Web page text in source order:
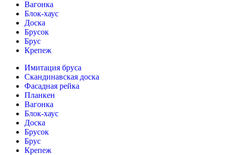
Вагонка
Блок-хаус
Доска
Брусок
Брус
Крепеж
Имитация бруса
Скандинавская доска
Фасадная рейка
Планкен
Вагонка
Блок-хаус
Доска
Брусок
Брус
Крепеж